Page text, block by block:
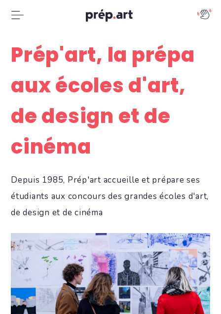
Prép'art, la prépa
aux écoles d'art,
de design et de
cinéma
Depuis 1985, Prép'art accueille et prépare ses
étudiants aux concours des grandes écoles d'art,
de design et de cinéma